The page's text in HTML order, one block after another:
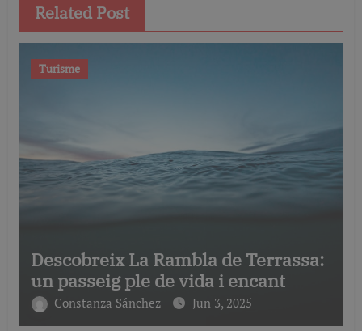
Related Post
Turisme
Descobreix La Rambla de Terrassa:
un passeig ple de vida i encant
Constanza Sánchez Jun 3, 2025